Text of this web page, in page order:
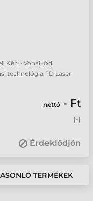
Kézi • Vonalkód
technológia: 1D Laser
nettó - Ft
(-)
Érdeklődjön
TERMÉKEK